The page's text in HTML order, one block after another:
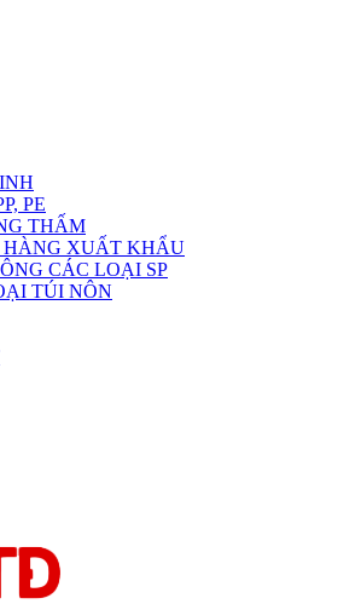
PE
THẤM
HÀNG XUẤT KHẨU
CÁC LOẠI SP
TÚI NÔN